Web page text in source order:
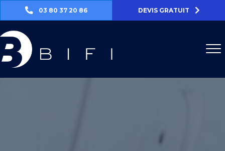
03 80 37 20 86 DEVIS GRATUIT